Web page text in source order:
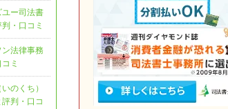
ー司法書
・口コミ
法律事務
ミ
のくち）
判・口コ